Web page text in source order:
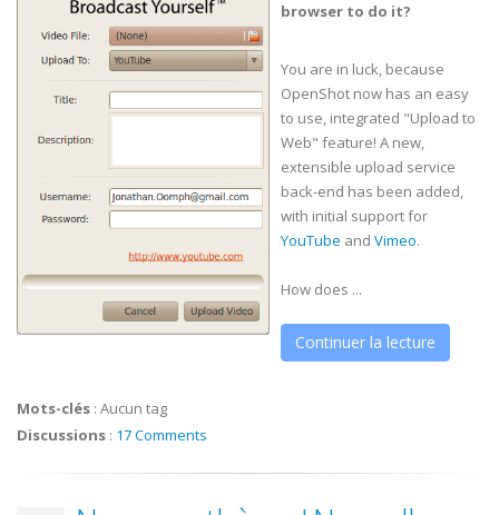
browser to do it?
You are in luck, because
OpenShot now has an easy
to use, integrated "Upload to
Web" feature! A new,
extensible upload service
back-end has been added,
with initial support for
YouTube and Vimeo.
How does ...
Continuer la lecture
Mots-clés : Aucun tag
Discussions : 17 Comments